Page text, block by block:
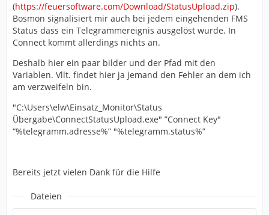
(https://feuersoftware.com/Download/StatusUpload.zip).
Bosmon signalisiert mir auch bei jedem eingehenden FMS
Status dass ein Telegrammereignis ausgelöst wurde. In
Connect kommt allerdings nichts an.
Deshalb hier ein paar bilder und der Pfad mit den
Variablen. Vllt. findet hier ja jemand den Fehler an dem ich
am verzweifeln bin.
"C:\Users\elw\Einsatz_Monitor\Status
Übergabe\ConnectStatusUpload.exe" ”Connect Key"
“%telegramm.adresse%” "%telegramm.status%”
Bereits jetzt vielen Dank für die Hilfe
Dateien